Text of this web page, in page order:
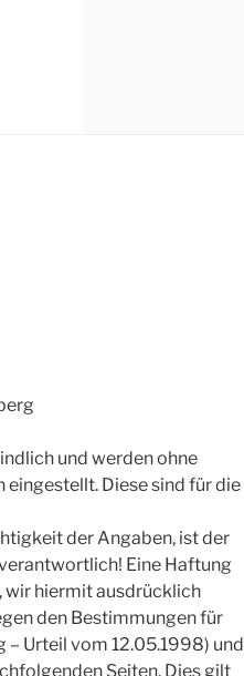
und werden ohne
Diese sind für die
der Angaben, ist der
Eine Haftung
hiermit ausdrücklich
den Bestimmungen für
Urteil vom 12.05.1998) und
Seiten. Dies gilt